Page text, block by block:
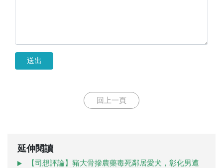
送出
回上一頁
延伸閱讀
【司想評論】豬大骨摻農藥毒死鄰居愛犬，彰化男遭